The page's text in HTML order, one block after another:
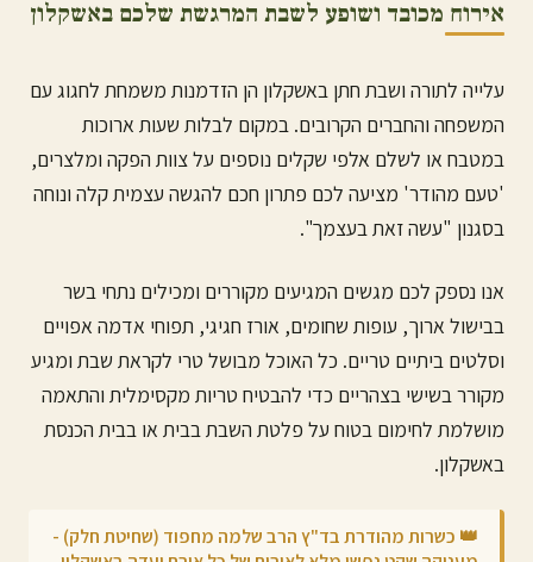
אירוח מכובד ושופע לשבת המרגשת שלכם באשקלון
עלייה לתורה ושבת חתן באשקלון הן הזדמנות משמחת לחגוג עם
המשפחה והחברים הקרובים. במקום לבלות שעות ארוכות
במטבח או לשלם אלפי שקלים נוספים על צוות הפקה ומלצרים,
'טעם מהודר' מציעה לכם פתרון חכם להגשה עצמית קלה ונוחה
בסגנון "עשה זאת בעצמך".
אנו נספק לכם מגשים המגיעים מקוררים ומכילים נתחי בשר
בבישול ארוך, עופות שחומים, אורז חגיגי, תפוחי אדמה אפויים
וסלטים ביתיים טריים. כל האוכל מבושל טרי לקראת שבת ומגיע
מקורר בשישי בצהריים כדי להבטיח טריות מקסימלית והתאמה
מושלמת לחימום בטוח על פלטת השבת בבית או בבית הכנסת
באשקלון.
👑 כשרות מהודרת בד"ץ הרב שלמה מחפוד (שחיטת חלק) -